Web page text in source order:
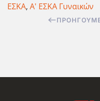
ΕΣΚΑ, Α' ΕΣΚΑ Γυναικών